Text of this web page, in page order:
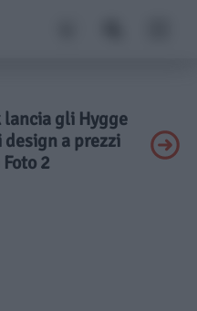
gli Hygge
design a prezzi
2